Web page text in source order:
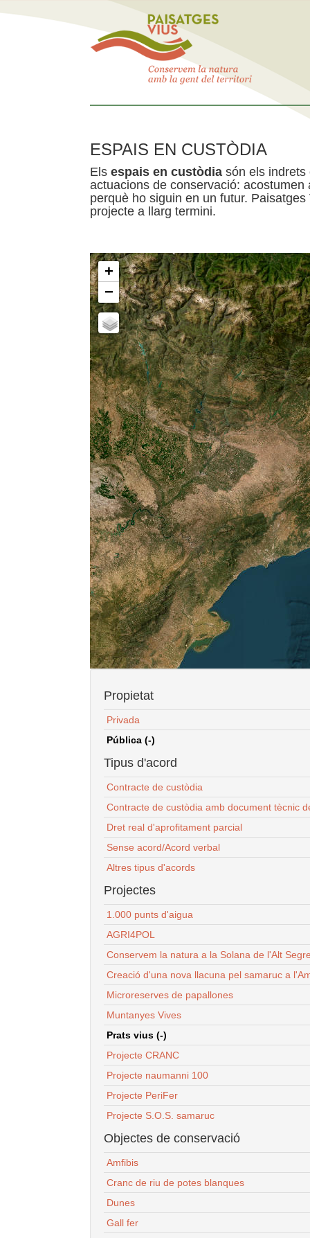
ESPAIS EN CUSTÒDIA
Els espais en custòdia són els indrets
actuacions de conservació:
perquè ho siguin en un futur.
projecte a llarg termini.
+
−
Propietat
Privada
Pública (-)
Tipus d'acord
Contracte de custòdia
Contracte de custòdia amb document tècnic
Dret real d'aprofitament parcial
Sense acord/Acord verbal
Altres tipus d'acords
Projectes
1.000 punts d'aigua
AGRI4POL
Conservem la natura a la Solana de l'Alt
Creació d'una nova llacuna pel samaruc a
Microreserves de papallones
Muntanyes Vives
Prats vius (-)
Projecte CRANC
Projecte naumanni 100
Projecte PeriFer
Projecte S.O.S. samaruc
Objectes de conservació
Amfibis
Cranc de riu de potes blanques
Dunes
Gall fer